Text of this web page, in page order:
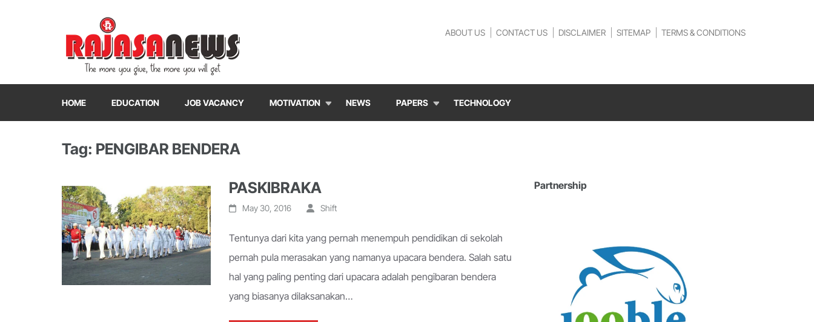
RajasaNews
"The more you give, the more you will get"
ABOUT US CONTACT US DISCLAIMER SITEMAP TERMS & CONDITIONS
HOME EDUCATION JOB VACANCY MOTIVATION NEWS PAPERS TECHNOLOGY
Tag: PENGIBAR BENDERA
PASKIBRAKA
May 30, 2016 Shift
Tentunya dari kita yang pernah menempuh pendidikan di sekolah
pernah pula merasakan yang namanya upacara bendera. Salah satu
hal yang paling penting dari upacara adalah pengibaran bendera
yang biasanya dilaksanakan…
Partnership